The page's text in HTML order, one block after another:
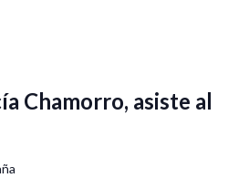
Chamorro, asiste al